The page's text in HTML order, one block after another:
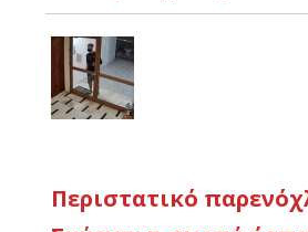
Περιστατικό